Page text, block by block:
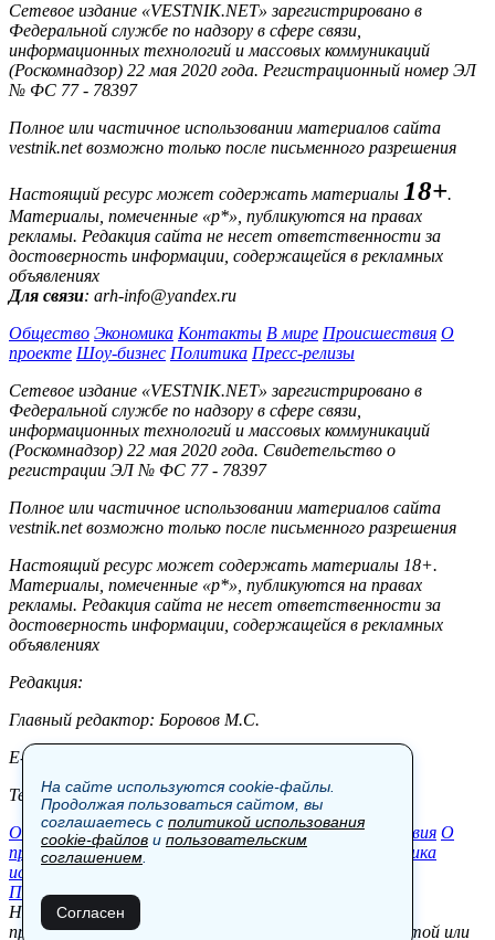
Сетевое издание «VESTNIK.NET» зарегистрировано в
Федеральной службе по надзору в сфере связи,
информационных технологий и массовых коммуникаций
(Роскомнадзор) 22 мая 2020 года. Регистрационный номер ЭЛ
№ ФС 77 - 78397
Полное или частичное использовании материалов сайта
vestnik.net возможно только после письменного разрешения
Настоящий ресурс может содержать материалы 18+.
Материалы, помеченные «р*», публикуются на правах
рекламы. Редакция сайта не несет ответственности за
достоверность информации, содержащейся в рекламных
объявлениях
Для связи: arh-info@yandex.ru
Общество Экономика Контакты В мире Происшествия О
проекте Шоу-бизнес Политика Пресс-релизы
Сетевое издание «VESTNIK.NET» зарегистрировано в
Федеральной службе по надзору в сфере связи,
информационных технологий и массовых коммуникаций
(Роскомнадзор) 22 мая 2020 года. Свидетельство о
регистрации ЭЛ № ФС 77 - 78397
Полное или частичное использовании материалов сайта
vestnik.net возможно только после письменного разрешения
Настоящий ресурс может содержать материалы 18+.
Материалы, помеченные «р*», публикуются на правах
рекламы. Редакция сайта не несет ответственности за
достоверность информации, содержащейся в рекламных
объявлениях
Редакция:
Главный редактор: Боровов М.С.
E-mail: site@vestnik.net, reb.msk@yandex.ru
Тел.: +7 (921) 720-00-97
Общество Экономика Контакты В мире Происшествия О
проекте Шоу-бизнес Политика Пресс-релизы
Политика
использования cookie-файлов
Пользовательское соглашение
Новости, аналитика, прогнозы и другие материалы,
представленные на данном сайте, не являются офертой или
На сайте используются cookie-файлы.
Продолжая пользоваться сайтом, вы
соглашаетесь с политикой использования
cookie-файлов и пользовательским
соглашением
Согласен